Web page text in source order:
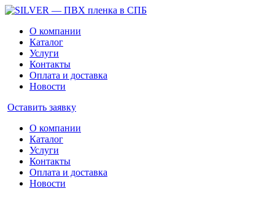
О компании
Каталог
Услуги
Контакты
Оплата и доставка
Новости
Оставить заявку
О компании
Каталог
Услуги
Контакты
Оплата и доставка
Новости